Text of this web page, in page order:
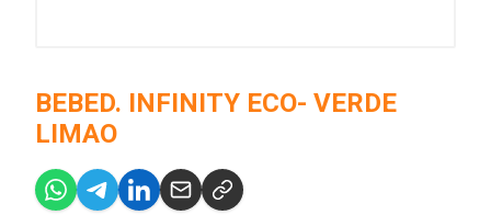
BEBED. INFINITY ECO- VERDE
LIMAO